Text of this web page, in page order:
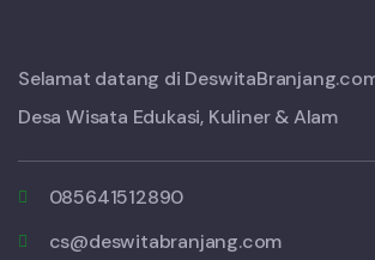
Selamat datang di
Desa Wisata Edukasi, Kuliner & Alam
085641512890
cs@deswitabranjang.com